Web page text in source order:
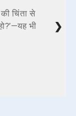
चिंता से
भी
❯